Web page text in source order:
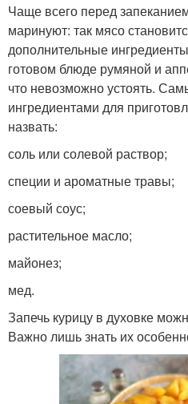
Чаще всего перед
маринуют: так мясо
дополнительные
готовом блюде румяной и
что невозможно устоять.
ингредиентами для
назвать:
соль или солевой раствор;
специи и ароматные травы;
соевый соус;
растительное масло;
майонез;
мед.
Запечь курицу в духовке
Важно лишь знать их